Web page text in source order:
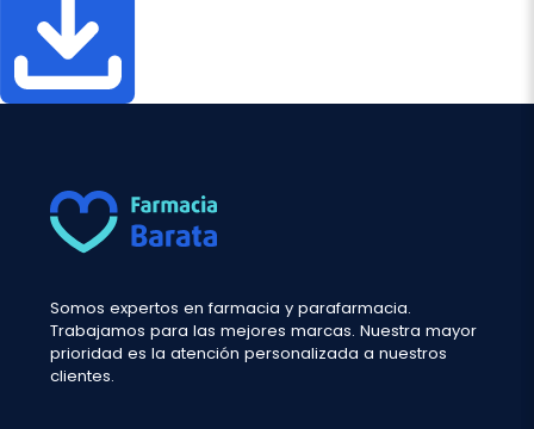
Somos expertos en farmacia y parafarmacia.
Trabajamos para las mejores marcas. Nuestra mayor
prioridad es la atención personalizada a nuestros
clientes.